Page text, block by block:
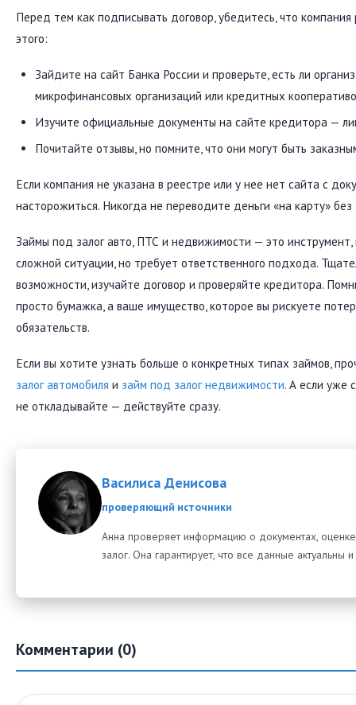
Перед тем как подписывать договор, убедитесь, что компания
этого:
Зайдите на сайт Банка России и проверьте, есть ли
микрофинансовых организаций или кредитных
Изучите официальные документы на сайте кредитора —
Почитайте отзывы, но помните, что они могут быть
Если компания не указана в реестре или у нее нет сайта с
насторожиться. Никогда не переводите деньги «на карту» без
Займы под залог авто, ПТС и недвижимости — это
сложной ситуации, но требует ответственного подхода.
возможности, изучайте договор и проверяйте кредитора.
просто бумажка, а ваше имущество, которое вы рискуете
обязательств.
Если вы хотите узнать больше о конкретных типах займов,
залог автомобиля и займ под залог недвижимости. А если уже
не откладывайте — действуйте сразу.
Василиса Денисова
проверяющий источники
Анна проверяет информацию о документах,
залог. Она гарантирует, что все данные актуальны
Комментарии (0)